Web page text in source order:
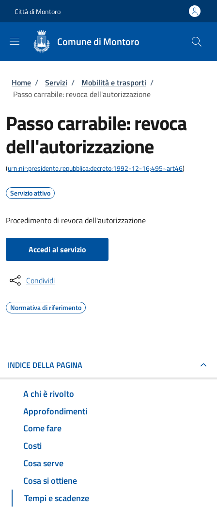
Città di Montoro
Comune di Montoro
Briciole di pane
Home / Servizi / Mobilità e trasporti /
Passo carrabile: revoca dell'autorizzazione
Passo carrabile: revoca
dell'autorizzazione
(urn:nir:presidente.repubblica:decreto:1992-12-16;495~art46)
Servizio attivo
Procedimento di revoca dell'autorizzazione
Accedi al servizio
Condividi
Normativa di riferimento
INDICE DELLA PAGINA
A chi è rivolto
Approfondimenti
Come fare
Costi
Cosa serve
Cosa si ottiene
Tempi e scadenze